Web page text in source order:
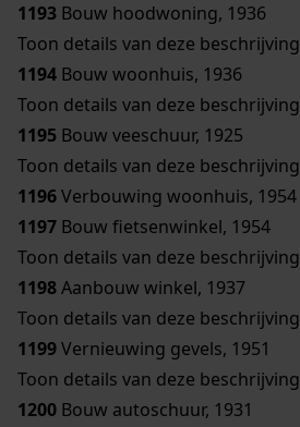
1193 Bouw hoodwoning, 1936
Toon details van deze beschrijving
1194 Bouw woonhuis, 1936
Toon details van deze beschrijving
1195 Bouw veeschuur, 1925
Toon details van deze beschrijving
1196Verbouwing woonhuis, 1954
1197 Bouw fietsenwinkel, 1954
Toon details van deze beschrijving
1198Aanbouw winkel, 1937
Toon details van deze beschrijving
1199Vernieuwing gevels, 1951
Toon details van deze beschrijving
1200 Bouw autoschuur, 1931